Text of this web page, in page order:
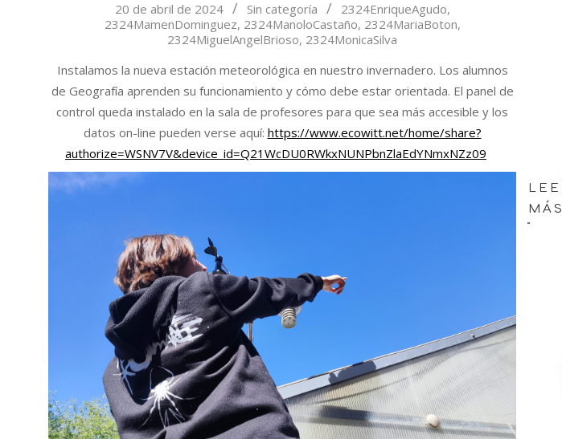
20 de abril de 2024 Sin categoría 2324EnriqueAgudo,
2324MamenDominguez, 2324ManoloCastaño, 2324MariaBoton,
2324MiguelAngelBrioso, 2324MonicaSilva
Instalamos la nueva estación meteorológica en nuestro invernadero. Los alumnos
de Geografía aprenden su funcionamiento y cómo debe estar orientada. El panel de
control queda instalado en la sala de profesores para que sea más accesible y los
datos on-line pueden verse aquí: https://www.ecowitt.net/home/share?
authorize=WSNV7V&device_id=Q21WcDU0RWkxNUNPbnZlaEdYNmxNZz09
MÁS